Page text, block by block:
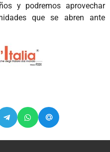
y podremos aprovechar
que se abren ante